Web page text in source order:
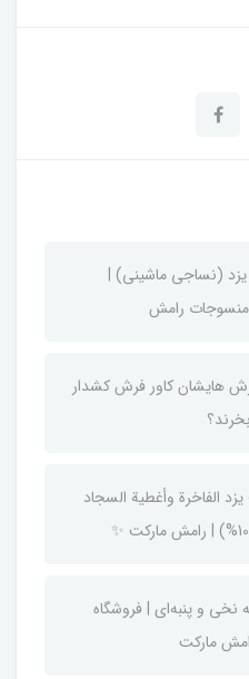
(نساجی ماشینی) |
رامش
هایشان کاور فرش کشدار
الفاخرة وأغطية السجاد
نخی و پنبه‌ای | فروشگاه
مارکت